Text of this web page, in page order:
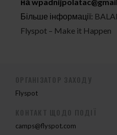
Більше інформації:
Flyspot – Make it Happen
Flyspot
camps@flyspot.com